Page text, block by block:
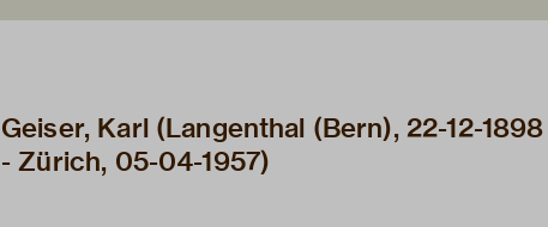
Geiser, Karl (Langenthal (Bern), 22-12-1898
- Zürich, 05-04-1957)